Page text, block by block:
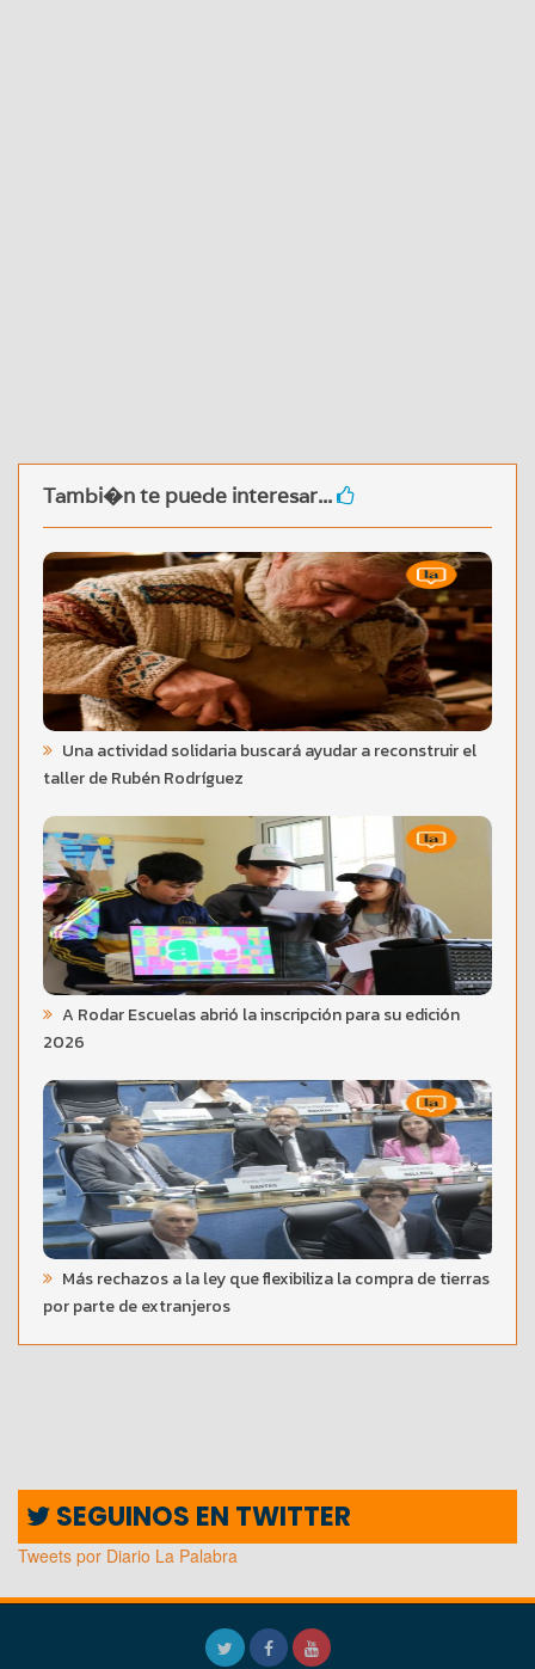
Tambi�n te puede interesar...
Una actividad solidaria buscará ayudar a reconstruir el
taller de Rubén Rodríguez
A Rodar Escuelas abrió la inscripción para su edición
2026
Más rechazos a la ley que flexibiliza la compra de tierras
por parte de extranjeros
SEGUINOS EN TWITTER
Tweets por Diario La Palabra